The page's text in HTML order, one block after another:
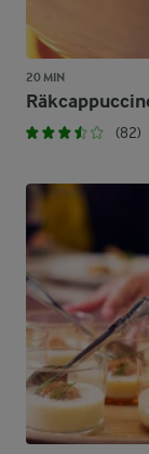
20 MIN
(82)